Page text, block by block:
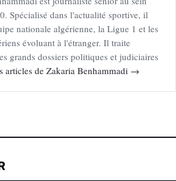
Spécialisé dans l'actualité sportive, il
nationale algérienne, la Ligue 1 et les
évoluant à l'étranger. Il traite
grands dossiers politiques et judiciaires
articles de Zakaria Benhammadi →